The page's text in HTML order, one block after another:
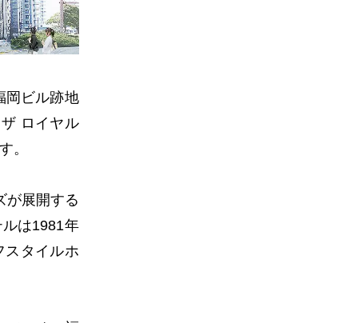
岡ビル跡地
ロイヤル
。
が展開する
は1981年
スタイルホ